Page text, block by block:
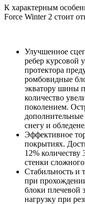
К характерным
Force Winter 2 стоит
Улучшенное
ребер курсовой
протектора
ромбовидные
экватору шины
количество
поколением.
снегу и
Эффективное
покрытиях.
12%
стенки
Стабильность и
при
блоки
нагрузку при